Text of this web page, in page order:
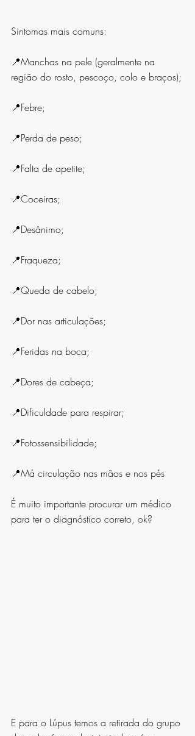
Sintomas mais comuns:⠀⠀⠀⠀⠀⠀⠀⠀⠀
📍Manchas na pele (geralmente na
região do rosto, pescoço, colo e braços);
📍Febre;
📍Perda de peso;
📍Falta de apetite;
📍Coceiras;
📍Desânimo;
📍Fraqueza;
📍Queda de cabelo;
📍Dor nas articulações;
📍Feridas na boca;
📍Dores de cabeça;
📍Dificuldade para respirar;
📍Fotossensibilidade;
📍Má circulação nas mãos e nos pés
É muito importante procurar um médico
para ter o diagnóstico correto, ok?
E para o Lúpus temos a retirada do grupo